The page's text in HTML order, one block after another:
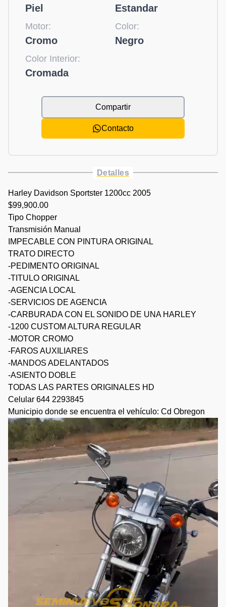
Piel Estandar
Motor:
Cromo
Color:
Negro
Color Interior:
Cromada
Compartir
Contacto
Detalles
Harley Davidson Sportster 1200cc 2005
$99,900.00
Tipo Chopper
Transmisión Manual
IMPECABLE CON PINTURA ORIGINAL
TRATO DIRECTO
-PEDIMENTO ORIGINAL
-TITULO ORIGINAL
-AGENCIA LOCAL
-SERVICIOS DE AGENCIA
-CARBURADA CON EL SONIDO DE UNA HARLEY
-1200 CUSTOM ALTURA REGULAR
-MOTOR CROMO
-FAROS AUXILIARES
-MANDOS ADELANTADOS
-ASIENTO DOBLE
TODAS LAS PARTES ORIGINALES HD
Celular 644 2293845
Municipio donde se encuentra el vehículo: Cd Obregon